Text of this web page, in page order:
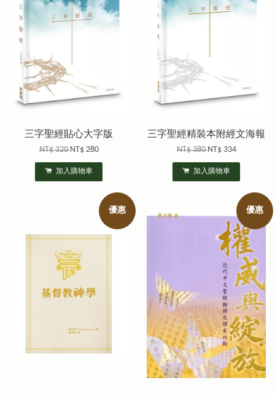
三字聖經貼心大字版
NT$ 320NT$ 280
加入購物車
三字聖經精裝本附經文海報
NT$ 380NT$ 334
加入購物車
優惠 優惠